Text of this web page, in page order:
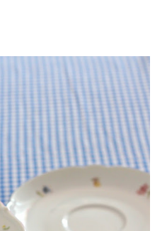
si neaparat ceva bun cu
si am dat peste un
Food , care au avantajul ca
afacerea mi-a luat fix 15
apa. Pentru doua portii
- un borcan ciuperci feliate
iute, dupa gust, eu am
rau - 3 linguri sos de soia,